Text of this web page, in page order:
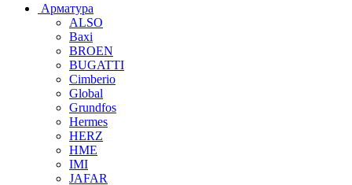
Арматура
ALSO
Baxi
BROEN
BUGATTI
Cimberio
Global
Grundfos
Hermes
HERZ
HME
IMI
JAFAR